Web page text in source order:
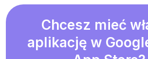
Chcesz mieć
aplikację w